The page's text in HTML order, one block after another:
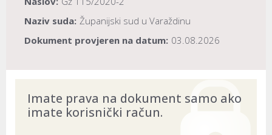
Naziv suda: Županijski sud u Varaždinu
Dokument provjeren na datum: 03.08.2026
Imate prava na dokument samo ako
imate korisnički račun.